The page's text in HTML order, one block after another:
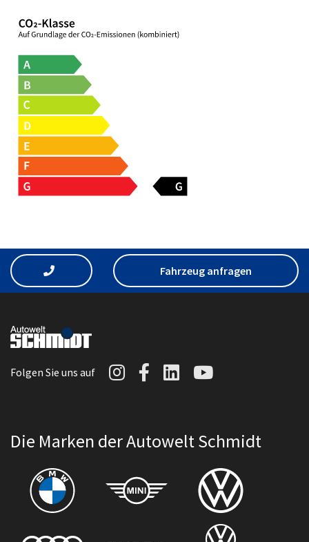
Fahrzeug anfragen
Folgen Sie uns auf Autowelt Schmidt auf
Autowelt Schmidt
AutoweltAutowelt
Die Marken der Autowelt Schmidt